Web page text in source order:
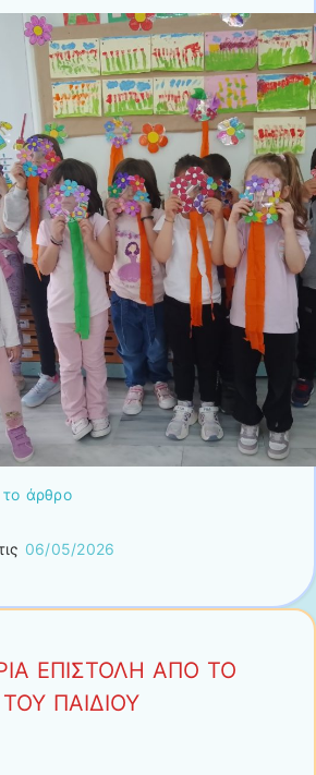
άρθρο
06/05/2026
ΕΠΙΣΤΟΛΗ ΑΠΟ ΤΟ
ΠΑΙΔΙΟΥ